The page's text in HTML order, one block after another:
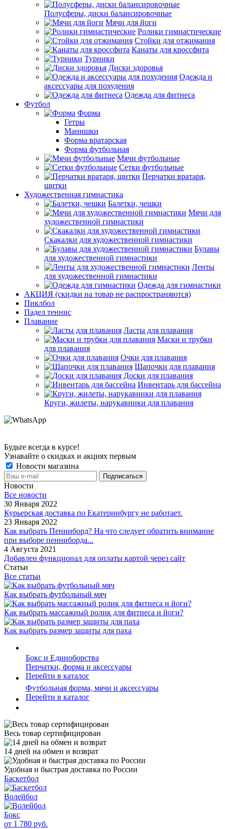
Полусферы, диски балансировочные
Мячи для йоги
Ролики гимнастические
Стойки для отжимания
Канаты для кроссфита
Турники
Диски здоровья
Одежда и
аксессуары для похудения
Одежда для фитнеса
Футбол
Форма
Гетры
Манишки
Форма вратарская
Форма футбольная
Мячи футбольные
Сетки футбольные
Перчатки вратаря,
щитки
Художественная гимнастика
Балетки, чешки
Мячи для
художественной гимнастики
Скакалки для художественной гимнастики
Булавы
для художественной гимнастики
Ленты
для художественной гимнастики
Одежда для гимнастики
АКЦИЯ (скидки на товар не распространяются)
Пиклбол
Падел теннис
Плавание
Ласты для плавания
Маски и трубки
для плавания
Очки для плавания
Шапочки для плавания
Доски для плавания
Инвентарь для бассейна
Круги, жилеты, нарукавники для плавания
Будьте всегда в курсе!
Узнавайте о скидках и акциях первым
Новости магазина
Новости
Все новости
30 Января 2022
Курьерская доставка по Екатеринбургу не работает.
23 Января 2022
Как выбрать Пенниборд? На что следует обратить внимание
при выборе пенниборда...
4 Августа 2021
Добавлен функционал для оплаты картой через сайт
Статьи
Все статьи
Как выбрать футбольный мяч
Как выбрать массажный ролик для фитнеса и йоги?
Как выбрать размер защиты для паха
Бокс и Единоборства
Перчатки, форма и аксессуары
Перейти в каталог
Футбольная форма, мячи и аксессуары
Перейти в каталог
Весь товар сертифицирован
14 дней на обмен и возврат
Удобная и быстрая доставка по России
Баскетбол
Волейбол
Бокс
от 1 780 руб.